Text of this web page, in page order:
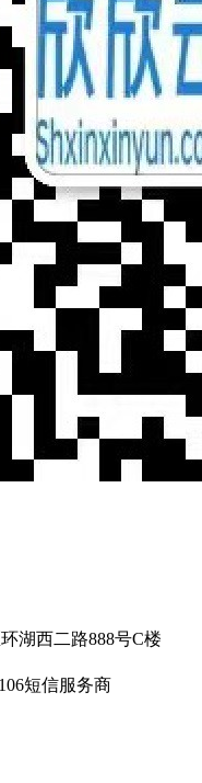
湖西二路888号C楼
短信服务商